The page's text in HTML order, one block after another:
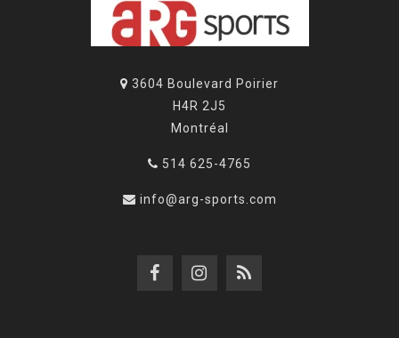
3604 Boulevard Poirier
H4R 2J5
Montréal
514 625-4765
info@arg-sports.com